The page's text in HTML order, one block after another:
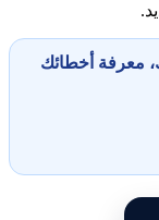
معرفة أخطائك